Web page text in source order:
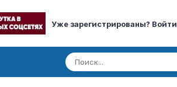
Уже зарегистрированы? Войти